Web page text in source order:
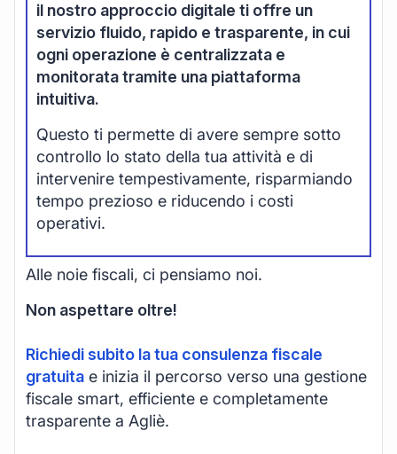
il nostro approccio digitale ti offre un
servizio fluido, rapido e trasparente, in cui
ogni operazione è centralizzata e
monitorata tramite una piattaforma
intuitiva.
Questo ti permette di avere sempre sotto
controllo lo stato della tua attività e di
intervenire tempestivamente, risparmiando
tempo prezioso e riducendo i costi
operativi.
Alle noie fiscali, ci pensiamo noi.
Non aspettare oltre!
Richiedi subito la tua consulenza fiscale
gratuita e inizia il percorso verso una gestione
fiscale smart, efficiente e completamente
trasparente a Agliè.